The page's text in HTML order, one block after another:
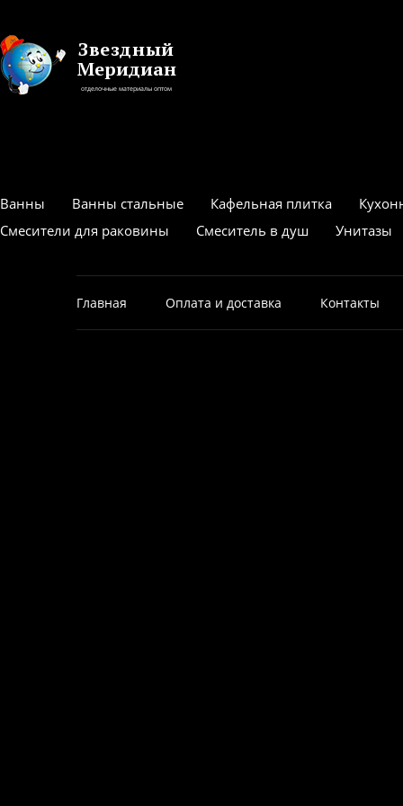
Звездный
Меридиан
отделочные материалы оптом
Ванны Ванны стальные Кафельная плитка
Смесители для раковины
Смеситель в душ Унитазы
Главная Оплата и доставка Контакты